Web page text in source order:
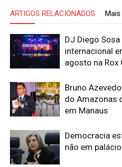
ARTIGOS RELACIONADOS
DJ Diego
internacional
agosto na Rox
Bruno
do Amazonas
em Manaus
Democracia
não em